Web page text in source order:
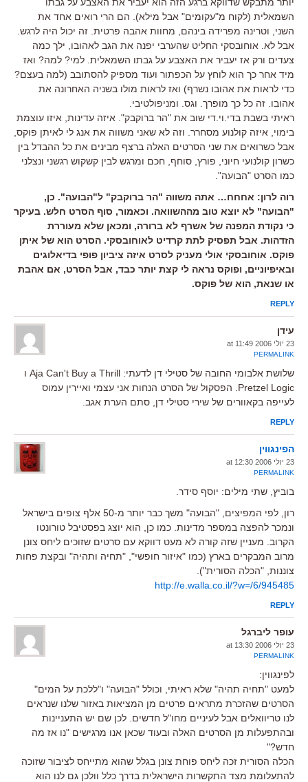
השמאלית (לקוח מ"עקומים" אבל מילא). הם הרי רואים אחד את
השני, וטרינה מפרידה בינהם, מחוות אהבה פרטית. זה יכול היה לרגש.
אבל לא. אוחובסקי החליט שהערבי יפנה את הגב לאהובו, ילך כמה
צעדים ורק אז יעביר את האצבע על גבתו השמאלית. למי? למה? ואז
מיד אחר כך הוא לוחץ על הכפתור ועוד מספיק להסתובב (למה בעצם?
כדי לראות את אהובו נשרף) ואז לראות מולו בשניה האחרונה את
אהובו. זה כל כך מופרך. וגס. ומניפולטיבי.
ראיתי בשבת בדי.וי.די שוב את "הר ברוקבק". איזה עדינות, איזו עוצמת
בימוי, איזה קולנוע מסחרר. וזה לא שאני משווה את אנג לי לאיתן פוקס,
אבל כשרואים את שני הסרטים האלה ברצף מבינים את כל ההבדל בין
כשרון קולנועי חיוני, פורץ, סוחף, חכם ומרגש לבין קשקוש רגשני ונצלני
כמו הסרט "הבועה".
רוה לרון: אחחח… אתה משווה "הר ברוקבק" ל"הבועה". כן,
"הבועה" לא יוצא טוב מההשוואה. וכאמור, סוף הסרט חלש. בעיקר
כי נקודת המפנה של אשרף לא ברורה, ומכאן שלא מעוררת
הזדהות. אבל תפסיק לתת קרדיט לאוחובסקי. הסרט הוא של איתן
פוקס. אוחובסקי אולי מעניק לסרט איזה ציביון פופי בדיאלוגים
ובאיפיוניים, ופוקס נראה לי קצת יותר כבד, אבל הסרט, אם אהבת
או שנאת, הוא של פוקס.
REPLY
עידן
23 יולי 2006 at 11:49
PERMALINK
שלושת אלבומי החובה של סטילי דן לדעתי: Aja Can't Buy a Thrill ו
Pretzel Logic. הפסקול של הסרט הנחות אני עצמי ואיירין עמוס
לעייפה בקאוורים של שירי סטילי דן, סתם הערת אגב.
REPLY
הפינגווין
23 יולי 2006 at 12:30
PERMALINK
בוביץ, שתי מילים: יוסף סידר.
רון, לפי המפיצים, "הבועה" משך כבר יותר מ-50 אלף צופים בישראל
ונמכר להפצה במספר מדינות. כמו כן, הוא יוצג בפסטיבל טורונטו
הקרוב. מעניין שזה קורה לא מעט דווקא עם סרטים שזוכים ליחס צונן
מרוב המבקרים בארץ (כמו "איזור חופשי", "תחיה ותהיה" ובקצת פחות
צוננות, "הכלה הסורית").
http://e.walla.co.il/?w=/6/945485
REPLY
עופר ליברגל
23 יולי 2006 at 13:30
PERMALINK
לפינגווין:
למעט "תחיה תהיה" שלא ראיתי, וכולל "הבועה" ו"ללכת על המים"
הסרטים שהזכרת מתראים פרטים מן המציאות באזור שלנו שנראים
לנו טריוואלים אבל לעיניים מחו"ל חדשים. לכן שם יש התעניינות
ובהתפעלות מן הסרטים האלה ובעוד שכאן אנו מרגישים "נו אז מה
חדש?"
הכלה הסורית זכה ליחס פוחת צונן בגלל שהוא מתייחס לציבור שזוכה
להתעלומת מצד התקשרות הישראלית בדרך כלל וולכן גם לנו הוא